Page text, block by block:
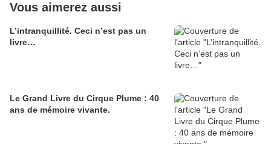
Vous aimerez aussi
L’intranquillité. Ceci n’est pas un
livre…
Le Grand Livre du Cirque Plume : 40
ans de mémoire vivante.